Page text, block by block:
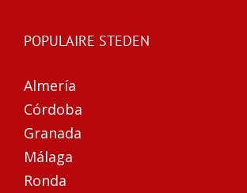
POPULAIRE STEDEN
Almería
Córdoba
Granada
Málaga
Ronda